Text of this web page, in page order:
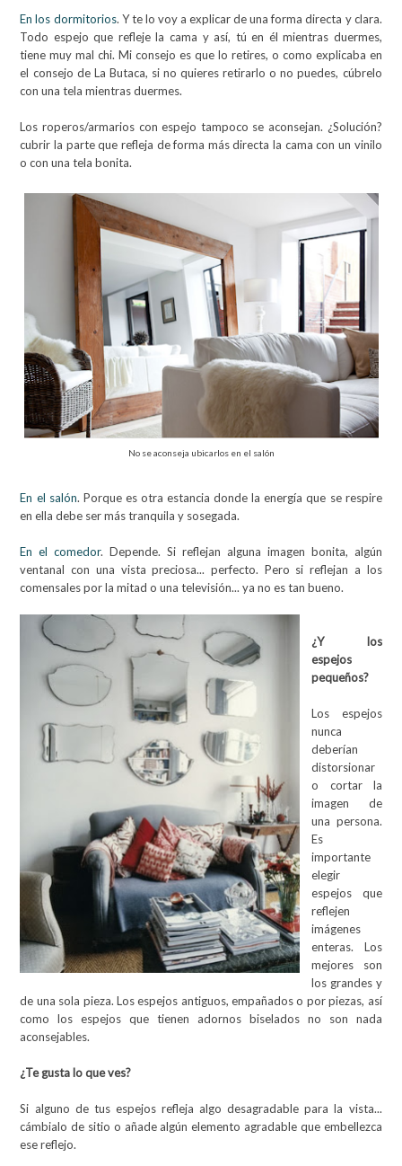
En los dormitorios. Y te lo voy a explicar de una forma directa y clara.
Todo espejo que refleje la cama y así, tú en él mientras duermes,
tiene muy mal chi. Mi consejo es que lo retires, o como explicaba en
el consejo de La Butaca, si no quieres retirarlo o no puedes, cúbrelo
con una tela mientras duermes.
Los roperos/armarios con espejo tampoco se aconsejan. ¿Solución?
cubrir la parte que refleja de forma más directa la cama con un vinilo
o con una tela bonita.
No se aconseja ubicarlos en el salón
En el salón. Porque es otra estancia donde la energía que se respire
en ella debe ser más tranquila y sosegada.
En el comedor. Depende. Si reflejan alguna imagen bonita, algún
ventanal con una vista preciosa... perfecto. Pero si reflejan a los
comensales por la mitad o una televisión... ya no es tan bueno.
¿Y los
espejos
pequeños?
Los espejos
nunca
deberían
distorsionar
o cortar la
imagen de
una persona.
Es
importante
elegir
espejos que
reflejen
imágenes
enteras. Los
mejores son
los grandes y
de una sola pieza. Los espejos antiguos, empañados o por piezas, así
como los espejos que tienen adornos biselados no son nada
aconsejables.
¿Te gusta lo que ves?
Si alguno de tus espejos refleja algo desagradable para la vista...
cámbialo de sitio o añade algún elemento agradable que embellezca
ese reflejo.